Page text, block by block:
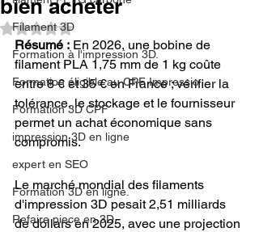
Filament 3D
Formation à l'impression 3D.
Formation éligible au CPF Impressio
Formation 3D CPF
impression 3D en ligne
expert en SEO
Formation 3D en ligne.
Refaire piece en 3D
bien acheter
Noté NaN étoiles sur 5.
Résumé : En 2026, une bobine de
filament PLA 1,75 mm de 1 kg coûte
entre 8 € et 35 € en France ; vérifier la
tolérance, le stockage et le fournisseur
permet un achat économique sans
compromis.
Le marché mondial des filaments
d'impression 3D pesait 2,51 milliards
de dollars en 2025, avec une projection